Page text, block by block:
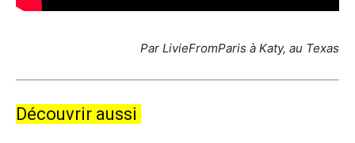
Par LivieFromParis à Katy, au Texas
Découvrir aussi